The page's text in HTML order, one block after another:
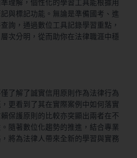
理解，個性化的學習工具能根據用
與標記功能。無論是準備國考、進
詢，通過數位工具記錄學習重點，
次分明，從而助你在法律職涯中穩
了解了誠實信用原則作為法律行為
更看到了其在實際案例中如何落實
保護原則的比較亦突顯出兩者在不
隨著數位化趨勢的推進，結合專業
將為法律人帶來全新的學習與實務